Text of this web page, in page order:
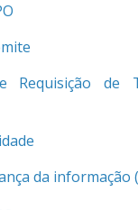
Requisição
da informação